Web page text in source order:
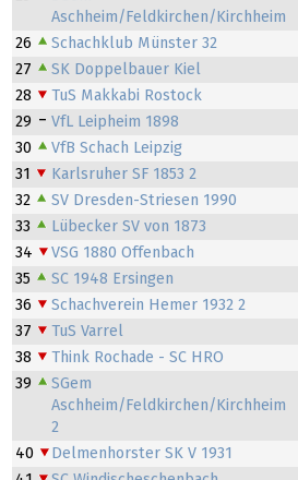
Aschheim/Feldkirchen/Kirchheim
26 Schachklub Münster 32
27
SK Doppelbauer Kiel
28
TuS Makkabi Rostock
29
VfL Leipheim 1898
30
VfB Schach Leipzig
31
Karlsruher SF 1853 2
32
SV Dresden-Striesen 1990
33
Lübecker SV von 1873
34
VSG 1880 Offenbach
35
SC 1948 Ersingen
36
Schachverein Hemer 1932 2
37
TuS Varrel
38
Think Rochade - SC HRO
39
SGem
Aschheim/Feldkirchen/Kirchheim
2
40 Delmenhorster SK V 1931